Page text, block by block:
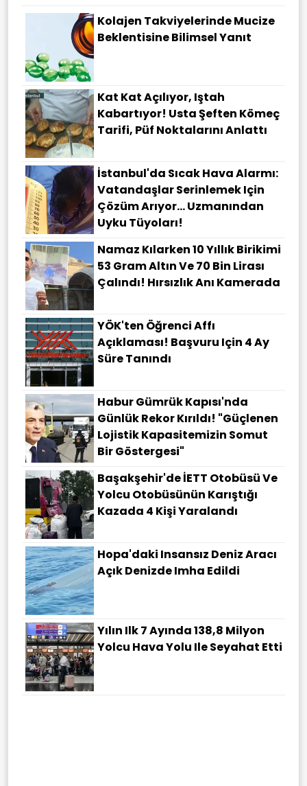
Kolajen Takviyelerinde Mucize
Beklentisine Bilimsel Yanıt
Kat Kat Açılıyor, Iştah
Kabartıyor! Usta Şeften Kömeç
Tarifi, Püf Noktalarını Anlattı
İstanbul'da Sıcak Hava Alarmı:
Vatandaşlar Serinlemek Için
Çözüm Arıyor... Uzmanından
Uyku Tüyoları!
Namaz Kılarken 10 Yıllık Birikimi
53 Gram Altın Ve 70 Bin Lirası
Çalındı! Hırsızlık Anı Kamerada
YÖK'ten Öğrenci Affı
Açıklaması! Başvuru Için 4 Ay
Süre Tanındı
Habur Gümrük Kapısı'nda
Günlük Rekor Kırıldı! "Güçlenen
Lojistik Kapasitemizin Somut
Bir Göstergesi"
Başakşehir'de İETT Otobüsü Ve
Yolcu Otobüsünün Karıştığı
Kazada 4 Kişi Yaralandı
Hopa'daki Insansız Deniz Aracı
Açık Denizde Imha Edildi
Yılın Ilk 7 Ayında 138,8 Milyon
Yolcu Hava Yolu Ile Seyahat Etti